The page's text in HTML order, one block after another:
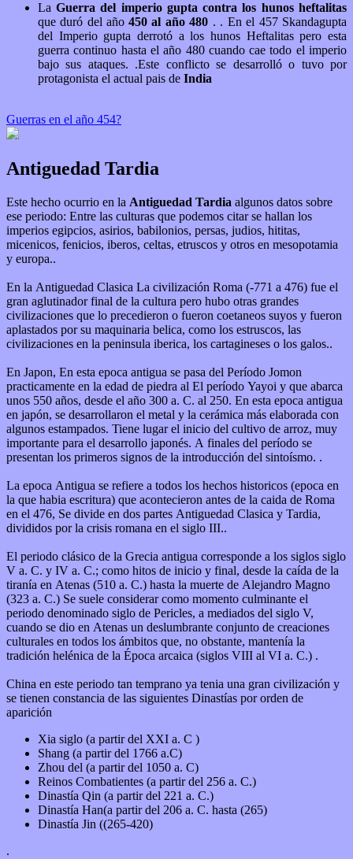
La Guerra del imperio gupta contra los hunos heftalitas
que duró del año 450 al año 480 . . En el 457 Skandagupta
del Imperio gupta derrotó a los hunos Heftalitas pero esta
guerra continuo hasta el año 480 cuando cae todo el imperio
bajo sus ataques. .Este conflicto se desarrolló o tuvo por
protagonista el actual pais de India
Guerras en el año 454?
Antiguedad Tardia
Este hecho ocurrio en la Antiguedad Tardia algunos datos sobre
ese periodo: Entre las culturas que podemos citar se hallan los
imperios egipcios, asirios, babilonios, persas, judios, hititas,
micenicos, fenicios, iberos, celtas, etruscos y otros en mesopotamia
y europa..
En la Antiguedad Clasica La civilización Roma (-771 a 476) fue el
gran aglutinador final de la cultura pero hubo otras grandes
civilizaciones que lo precedieron o fueron coetaneos suyos y fueron
aplastados por su maquinaria belica, como los estruscos, las
civilizaciones en la peninsula iberica, los cartagineses o los galos..
En Japon, En esta epoca antigua se pasa del Período Jomon
practicamente en la edad de piedra al El período Yayoi y que abarca
unos 550 años, desde el año 300 a. C. al 250. En esta epoca antigua
en japón, se desarrollaron el metal y la cerámica más elaborada con
algunos estampados. Tiene lugar el inicio del cultivo de arroz, muy
importante para el desarrollo japonés. A finales del período se
presentan los primeros signos de la introducción del sintoísmo. .
La epoca Antigua se refiere a todos los hechos historicos (epoca en
la que habia escritura) que acontecieron antes de la caida de Roma
en el 476, Se divide en dos partes Antiguedad Clasica y Tardia,
divididos por la crisis romana en el siglo III..
El periodo clásico de la Grecia antigua corresponde a los siglos siglo
V a. C. y IV a. C.; como hitos de inicio y final, desde la caída de la
tiranía en Atenas (510 a. C.) hasta la muerte de Alejandro Magno
(323 a. C.) Se suele considerar como momento culminante el
periodo denominado siglo de Pericles, a mediados del siglo V,
cuando se dio en Atenas un deslumbrante conjunto de creaciones
culturales en todos los ámbitos que, no obstante, mantenía la
tradición helénica de la Época arcaica (siglos VIII al VI a. C.) .
China en este periodo tan temprano ya tenia una gran civilización y
se tienen constancia de las siguientes Dinastías por orden de
aparición
Xia siglo (a partir del XXI a. C )
Shang (a partir del 1766 a.C)
Zhou del (a partir del 1050 a. C)
Reinos Combatientes (a partir del 256 a. C.)
Dinastía Qin (a partir del 221 a. C.)
Dinastía Han(a partir del 206 a. C. hasta (265)
Dinastía Jin ((265-420)
.